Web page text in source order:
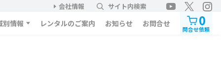
会社情報 サイト内検索
別情報 レンタルのご案内 お知らせ お問合せ 0
問合せ依頼